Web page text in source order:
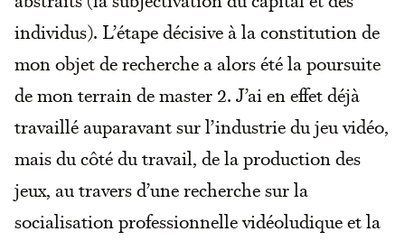
individus). L’étape décisive à la constitution de
mon objet de recherche a alors été la poursuite
de mon terrain de master 2. J’ai en effet déjà
travaillé auparavant sur l’industrie du jeu vidéo,
mais du côté du travail, de la production des
jeux, au travers d’une recherche sur la
socialisation professionnelle vidéoludique et la